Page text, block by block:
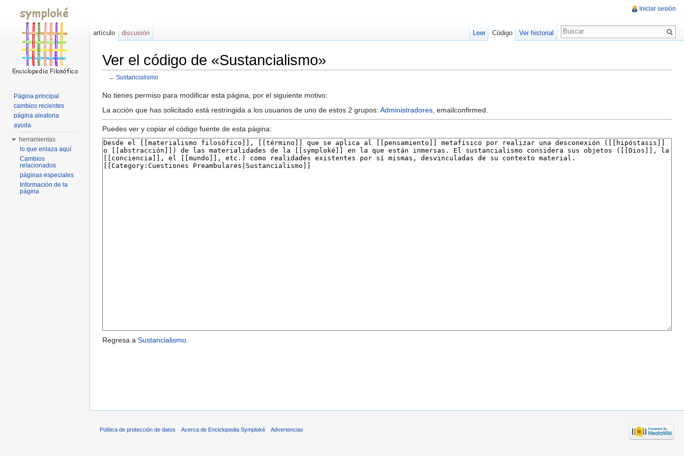
Ver el código de «Sustancialismo»
← Sustancialismo
No tienes permiso para modificar esta página, por el siguiente motivo:
La acción que has solicitado está restringida a los usuarios de uno de estos 2 grupos: Administradores , emailconfirmed.
Puedes ver y copiar el código fuente de esta página:
Regresa a Sustancialismo.
Iniciar sesión
artículo discusión Leer Código Ver historial
Página principal
cambios recientes
página aleatoria
ayuda
herramientas
lo que enlaza aquí
Cambios
relacionados
páginas especiales
Información de la
página
Política de protección de datos Acerca de Enciclopedia Symploké Advertencias